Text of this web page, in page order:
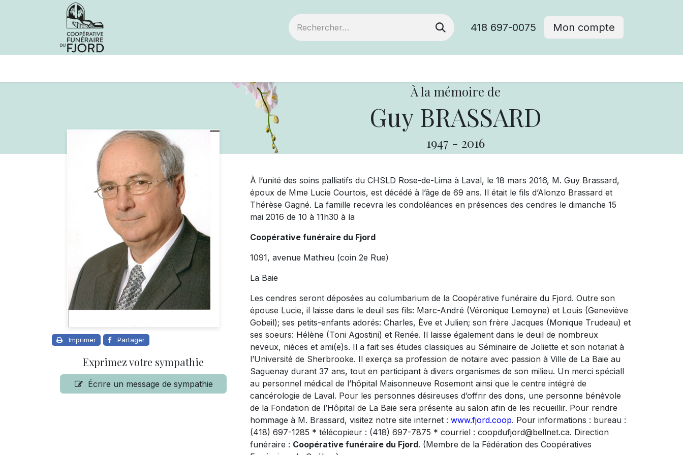
418 697-0075 Mon compte
À la mémoire de
Guy BRASSARD
1947 - 2016
Imprimer Partager
Exprimez votre sympathie
Écrire un message de sympathie
À l’unité des soins palliatifs du CHSLD Rose-de-Lima à Laval, le 18 mars 2016, M. Guy Brassard,
époux de Mme Lucie Courtois, est décédé à l’âge de 69 ans. Il était le fils d’Alonzo Brassard et
Thérèse Gagné. La famille recevra les condoléances en présences des cendres le dimanche 15
mai 2016 de 10 à 11h30 à la
Coopérative funéraire du Fjord
1091, avenue Mathieu (coin 2e Rue)
La Baie
Les cendres seront déposées au columbarium de la Coopérative funéraire du Fjord. Outre son
épouse Lucie, il laisse dans le deuil ses fils: Marc-André (Véronique Lemoyne) et Louis (Geneviève
Gobeil); ses petits-enfants adorés: Charles, Ève et Julien; son frère Jacques (Monique Trudeau) et
ses soeurs: Hélène (Toni Agostini) et Renée. Il laisse également dans le deuil de nombreux
neveux, nièces et ami(e)s. Il a fait ses études classiques au Séminaire de Joliette et son notariat à
l’Université de Sherbrooke. Il exerça sa profession de notaire avec passion à Ville de La Baie au
Saguenay durant 37 ans, tout en participant à divers organismes de son milieu. Un merci spéciall
au personnel médical de l’hôpital Maisonneuve Rosemont ainsi que le centre intégré de
cancérologie de Laval. Pour les personnes désireuses d’offrir des dons, une personne bénévole
de la Fondation de l’Hôpital de La Baie sera présente au salon afin de les recueillir. Pour rendre
hommage à M. Brassard, visitez notre site internet : www.fjord.coop. Pour informations : bureau :
(418) 697-1285 * télécopieur : (418) 697-7875 * courriel : coopdufjord@bellnet.ca. Direction
funéraire : Coopérative funéraire du Fjord. (Membre de la Fédération des Coopératives